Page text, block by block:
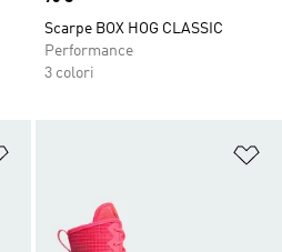
Scarpe BOX HOG CLASSIC
Performance
3 colori
Aggiungi alla lista dei desideri